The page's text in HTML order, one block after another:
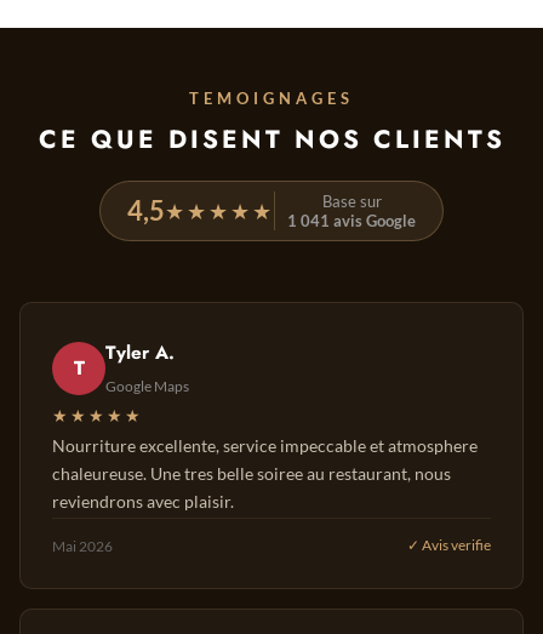
TEMOIGNAGES
CE QUE DISENT NOS CLIENTS
4,5★★★★★
Base sur
1 041 avis Google
T
Tyler A.
Google Maps
★★★★★
Nourriture excellente, service impeccable et atmosphere
chaleureuse. Une tres belle soiree au restaurant, nous
reviendrons avec plaisir.
Mai 2026 ✓ Avis verifie